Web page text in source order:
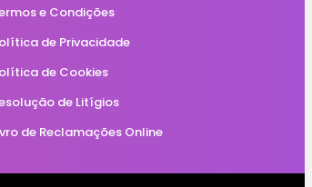
e Condições
de Privacidade
de Cookies
de Litígios
de Reclamações Online